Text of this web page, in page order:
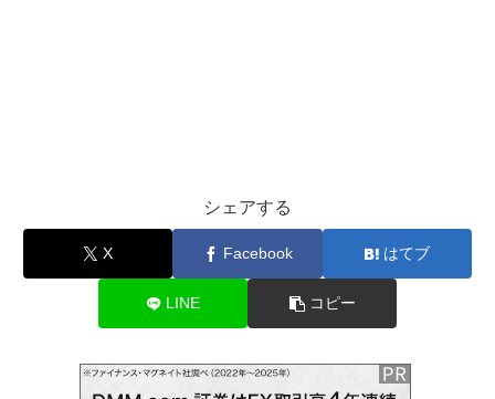
シェアする
X Facebook はてブ
LINE コピー